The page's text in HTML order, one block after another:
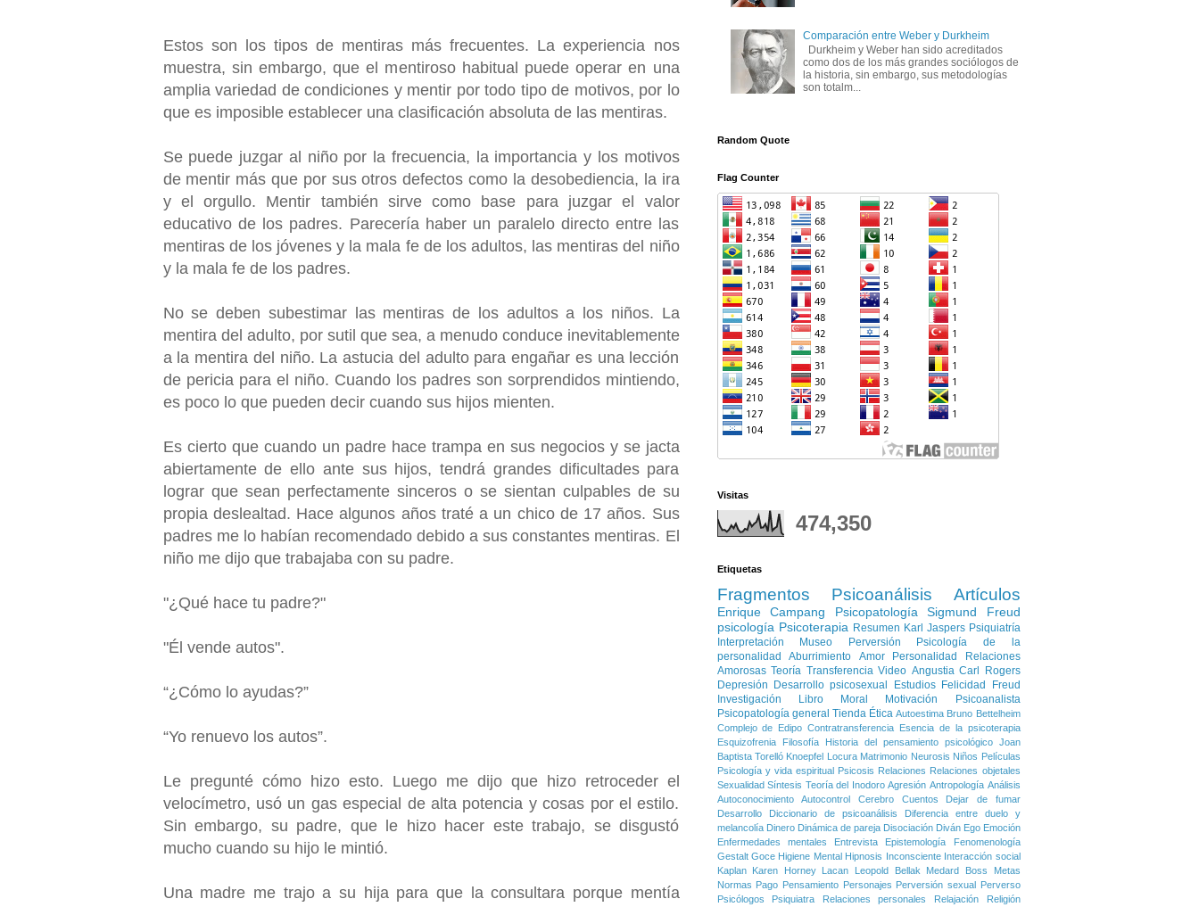
Estos son los tipos de mentiras más frecuentes. La experiencia nos
muestra, sin embargo, que el mentiroso habitual puede operar en una
amplia variedad de condiciones y mentir por todo tipo de motivos, por lo
que es imposible establecer una clasificación absoluta de las mentiras.
Se puede juzgar al niño por la frecuencia, la importancia y los motivos
de mentir más que por sus otros defectos como la desobediencia, la ira
y el orgullo. Mentir también sirve como base para juzgar el valor
educativo de los padres. Parecería haber un paralelo directo entre las
mentiras de los jóvenes y la mala fe de los adultos, las mentiras del niño
y la mala fe de los padres.
No se deben subestimar las mentiras de los adultos a los niños. La
mentira del adulto, por sutil que sea, a menudo conduce inevitablemente
a la mentira del niño. La astucia del adulto para engañar es una lección
de pericia para el niño. Cuando los padres son sorprendidos mintiendo,
es poco lo que pueden decir cuando sus hijos mienten.
Es cierto que cuando un padre hace trampa en sus negocios y se jacta
abiertamente de ello ante sus hijos, tendrá grandes dificultades para
lograr que sean perfectamente sinceros o se sientan culpables de su
propia deslealtad. Hace algunos años traté a un chico de 17 años. Sus
padres me lo habían recomendado debido a sus constantes mentiras. El
niño me dijo que trabajaba con su padre.
"¿Qué hace tu padre?"
"Él vende autos".
“¿Cómo lo ayudas?”
“Yo renuevo los autos”.
Le pregunté cómo hizo esto. Luego me dijo que hizo retroceder el
velocímetro, usó un gas especial de alta potencia y cosas por el estilo.
Sin embargo, su padre, que le hizo hacer este trabajo, se disgustó
mucho cuando su hijo le mintió.
Una madre me trajo a su hija para que la consultara porque mentía
Comparación entre Weber y Durkheim
Durkheim y Weber han sido acreditados
como dos de los más grandes sociólogos de
la historia, sin embargo, sus metodologías
son totalm...
Random Quote
Flag Counter
Visitas
474,350
Etiquetas
Fragmentos Psicoanálisis Artículos
Enrique Campang Psicopatología
Sigmund Freud
psicología Psicoterapia Resumen Karl Jaspers Psiquiatría
Interpretación
Museo Perversión
Psicología de la
personalidad
Aburrimiento Amor Personalidad
Relaciones
Amorosas Teoría Transferencia Video Angustia Carl Rogers
Depresión
Desarrollo psicosexual Estudios Felicidad
Freud
Investigación
Libro Moral Motivación
Psicoanalista
Psicopatología general Tienda Ética Autoestima Bruno Bettelheim
Complejo de Edipo Contratransferencia Esencia de la psicoterapia
Esquizofrenia
Filosofía Historia del pensamiento psicológico
Joan
Baptista Torelló Knoepfel Locura Matrimonio Neurosis Niños Películas
Psicología y vida espiritual Psicosis Relaciones Relaciones objetales
Sexualidad Síntesis Teoría del Inodoro Agresión Antropología Análisis
Autoconocimiento
Autocontrol Cerebro Cuentos
Dejar de fumar
Desarrollo
Diccionario de psicoanálisis
Diferencia entre duelo y
melancolía Dinero Dinámica de pareja Disociación Diván Ego Emoción
Enfermedades mentales
Entrevista Epistemología
Fenomenología
Gestalt Goce Higiene Mental Hipnosis Inconsciente Interacción social
Kaplan
Karen Horney Lacan Leopold Bellak Medard Boss
Metas
Normas Pago Pensamiento Personajes Perversión sexual Perverso
Psicólogos
Psiquiatra Relaciones personales Relajación Religión